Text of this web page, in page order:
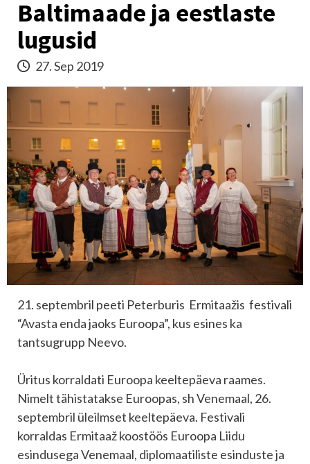
Baltimaade ja eestlaste
lugusid
27. Sep 2019
21. septembril peeti Peterburis Ermitaažis festivali
“Avasta enda jaoks Euroopa”, kus esines ka
tantsugrupp Neevo.
Üritus korraldati Euroopa keeltepäeva raames.
Nimelt tähistatakse Euroopas, sh Venemaal, 26.
septembril üleilmset keeltepäeva. Festivali
korraldas Ermitaaž koostöös Euroopa Liidu
esindusega Venemaal, diplomaatiliste esinduste ja